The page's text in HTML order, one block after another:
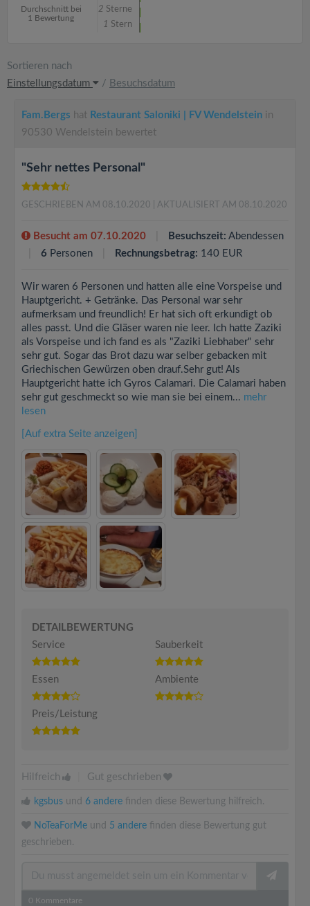
Durchschnitt bei
1 Bewertung
2 Sterne
1 Stern
Sortieren nach
Einstellungsdatum
/ Besuchsdatum
Fam.Bergs hat Restaurant Saloniki | FV Wendelstein in
90530 Wendelstein bewertet
"Sehr nettes Personal"
GESCHRIEBEN AM 08.10.2020 | AKTUALISIERT AM 08.10.2020
Besucht am 07.10.2020 Besuchszeit: Abendessen
6 Personen Rechnungsbetrag: 140 EUR
Wir waren 6 Personen und hatten alle eine Vorspeise und
Hauptgericht. + Getränke. Das Personal war sehr
aufmerksam und freundlich! Er hat sich oft erkundigt ob
alles passt. Und die Gläser waren nie leer. Ich hatte Zaziki
als Vorspeise und ich fand es als "Zaziki Liebhaber" sehr
sehr gut. Sogar das Brot dazu war selber gebacken mit
Griechischen Gewürzen oben drauf.Sehr gut! Als
Hauptgericht hatte ich Gyros Calamari. Die Calamari haben
sehr gut geschmeckt so wie man sie bei einem... mehr
lesen
[Auf extra Seite anzeigen]
DETAILBEWERTUNG
Service
Sauberkeit
Essen Ambiente
Preis/Leistung
Hilfreich Gut geschrieben
kgsbus und 6 andere finden diese Bewertung hilfreich.
NoTeaForMe und 5 andere finden diese Bewertung gut
geschrieben.
0 Kommentare